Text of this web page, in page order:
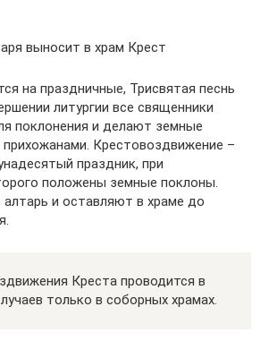
выносит в храм Крест
на праздничные, Трисвятая песнь
литургии все священники
поклонения и делают земные
Крестовоздвижение –
праздник, при
положены земные поклоны.
алтарь и оставляют в храме до
Креста проводится в
только в соборных храмах.